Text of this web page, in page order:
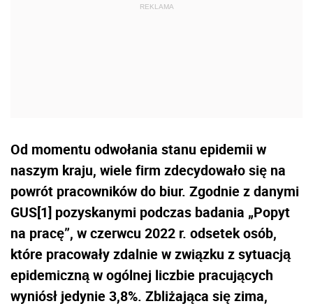
Od momentu odwołania stanu epidemii w
naszym kraju, wiele firm zdecydowało się na
powrót pracowników do biur. Zgodnie z danymi
GUS[1] pozyskanymi podczas badania „Popyt
na pracę”, w czerwcu 2022 r. odsetek osób,
które pracowały zdalnie w związku z sytuacją
epidemiczną w ogólnej liczbie pracujących
wyniósł jedynie 3,8%. Zbliżająca się zima,